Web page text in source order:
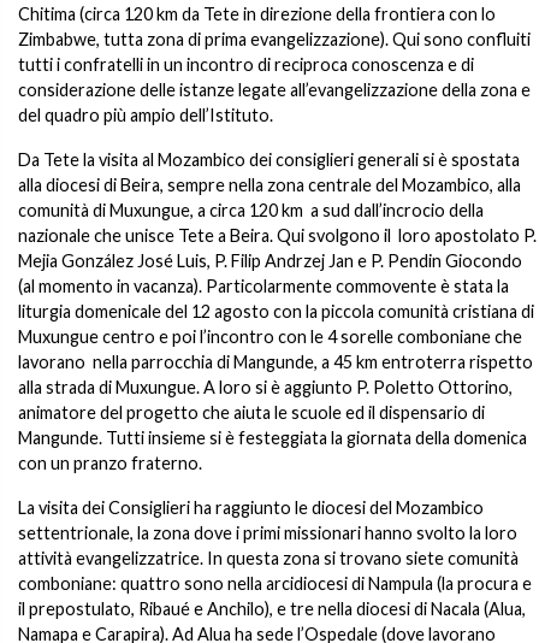
Chitima (circa 120 km da Tete in direzione della frontiera con lo
Zimbabwe, tutta zona di prima evangelizzazione). Qui sono confluiti
tutti i confratelli in un incontro di reciproca conoscenza e di
considerazione delle istanze legate all’evangelizzazione della zona e
del quadro più ampio dell’Istituto.
Da Tete la visita al Mozambico dei consiglieri generali si è spostata
alla diocesi di Beira, sempre nella zona centrale del Mozambico, alla
comunità di Muxungue, a circa 120 km a sud dall’incrocio della
nazionale che unisce Tete a Beira. Qui svolgono il loro apostolato P.
Mejia González José Luis, P. Filip Andrzej Jan e P. Pendin Giocondo
(al momento in vacanza). Particolarmente commovente è stata la
liturgia domenicale del 12 agosto con la piccola comunità cristiana di
Muxungue centro e poi l’incontro con le 4 sorelle comboniane che
lavorano nella parrocchia di Mangunde, a 45 km entroterra rispetto
alla strada di Muxungue. A loro si è aggiunto P. Poletto Ottorino,
animatore del progetto che aiuta le scuole ed il dispensario di
Mangunde. Tutti insieme si è festeggiata la giornata della domenica
con un pranzo fraterno.
La visita dei Consiglieri ha raggiunto le diocesi del Mozambico
settentrionale, la zona dove i primi missionari hanno svolto la loro
attività evangelizzatrice. In questa zona si trovano siete comunità
comboniane: quattro sono nella arcidiocesi di Nampula (la procura e
il prepostulato, Ribaué e Anchilo), e tre nella diocesi di Nacala (Alua,
Namapa e Carapira). Ad Alua ha sede l’Ospedale (dove lavorano